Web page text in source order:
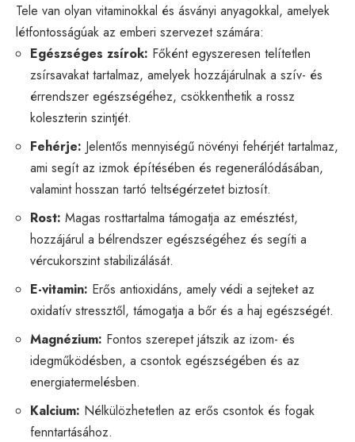
Tele van olyan vitaminokkal és ásványi anyagokkal, amelyek
létfontosságúak az emberi szervezet számára:
Egészséges zsírok: Főként egyszeresen telítetlen
zsírsavakat tartalmaz, amelyek hozzájárulnak a szív- és
érrendszer egészségéhez, csökkenthetik a rossz
koleszterin szintjét.
Fehérje: Jelentős mennyiségű növényi fehérjét tartalmaz,
ami segít az izmok építésében és regenerálódásában,
valamint hosszan tartó teltségérzetet biztosít.
Rost: Magas rosttartalma támogatja az emésztést,
hozzájárul a bélrendszer egészségéhez és segíti a
vércukorszint stabilizálását.
E-vitamin: Erős antioxidáns, amely védi a sejteket az
oxidatív stressztől, támogatja a bőr és a haj egészségét.
Magnézium: Fontos szerepet játszik az izom- és
idegműködésben, a csontok egészségében és az
energiatermelésben.
Kalcium: Nélkülözhetetlen az erős csontok és fogak
fenntartásához.